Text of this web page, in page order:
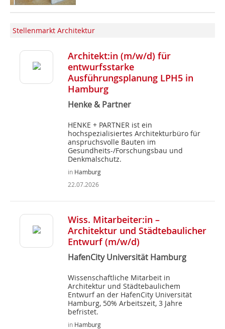
Stellenmarkt Architektur
Architekt:in (m/w/d) für
entwurfsstarke
Ausführungsplanung LPH5 in
Hamburg
Henke & Partner
HENKE + PARTNER ist ein
hochspezialisiertes Architekturbüro für
anspruchsvolle Bauten im
Gesundheits-/Forschungsbau und
Denkmalschutz.
in Hamburg
22.07.2026
Wiss. Mitarbeiter:in –
Architektur und Städtebaulicher
Entwurf (m/w/d)
HafenCity Universität Hamburg
Wissenschaftliche Mitarbeit in
Architektur und Städtebaulichem
Entwurf an der HafenCity Universität
Hamburg, 50% Arbeitszeit, 3 Jahre
befristet.
in Hamburg